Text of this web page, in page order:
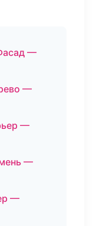
—
—
—
—
—